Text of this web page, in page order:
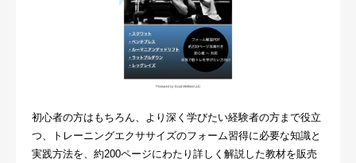
初心者の方はもちろん、より深く学びたい経験者の方まで役立
つ、トレーニングエクササイズのフォーム習得に必要な知識と
実践方法を、約200ページにわたり詳しく解説した教材を販売